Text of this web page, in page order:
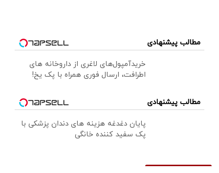
مطالب پیشنهادی
خریدآمپول‌های لاغری از داروخانه های
اطرافت، ارسال فوری همراه با پک یخ!
مطالب پیشنهادی
پایان دغدغه هزینه های دندان پزشکی با
پک سفید کننده خانگی